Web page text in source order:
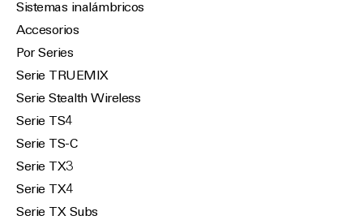
Sistemas inalámbricos
Accesorios
Por Series
Serie TRUEMIX
Serie Stealth Wireless
Serie TS4
Serie TS-C
Serie TX3
Serie TX4
Serie TX Subs